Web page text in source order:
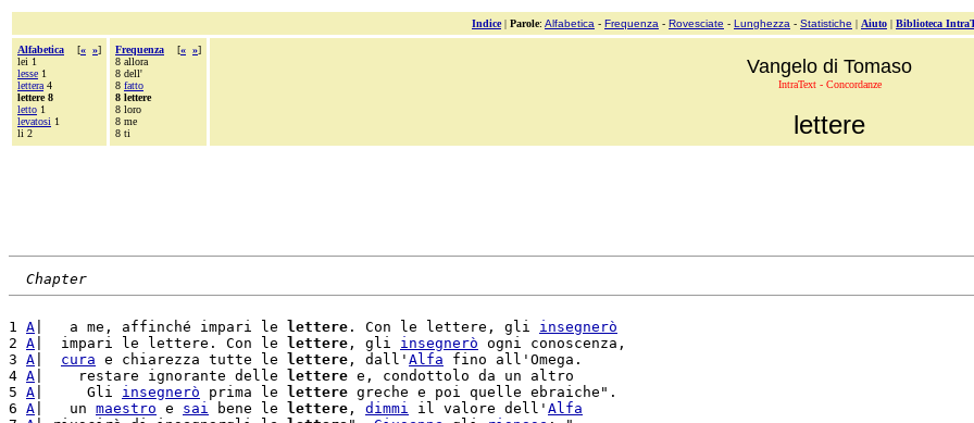
Indice| Parole: Alfabetica - Frequenza - Rovesciate - Lunghezza - Statistiche | Aiuto | Biblioteca
Alfabetica [« »]
lei 1
lesse 1
lettera 4
lettere 8
letto 1
levatosi 1
li 2
Frequenza [« »]
8 allora
8 dell'
8 fatto
8 lettere
8 loro
8 me
8 ti
Vangelo di Tomaso
IntraText - Concordanze
lettere
Chapter
1 A |   a me, affinché impari le lettere . Con le lettere, gli insegnerò
2 A |  impari le lettere. Con le lettere , gli insegnerò ogni conoscenza,
3 A cura e chiarezza tutte le lettere , dall' Alfa fino all'Omega.
4 A |    restare ignorante delle lettere e, condottolo da un altro
5 A |     Gli insegnerò prima le lettere greche e poi quelle ebraiche".
6 A |   un maestro e sai bene le lettere , dimmi il valore dell' Alfa